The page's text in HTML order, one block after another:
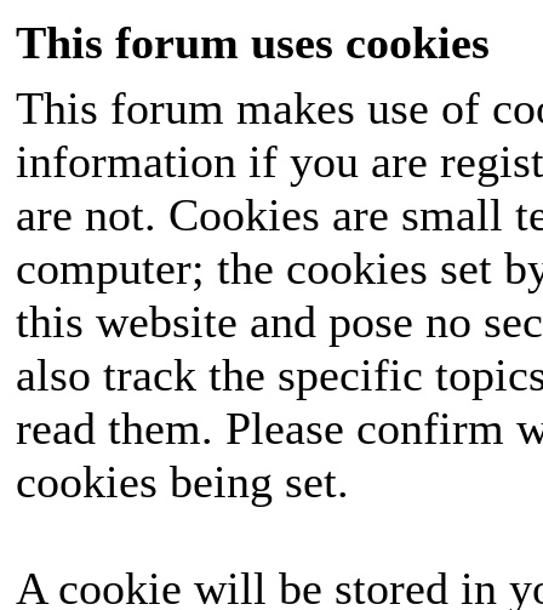
This forum uses cookies
This forum makes use of
information if you are
are not. Cookies are small
computer; the cookies set
this website and pose no
also track the specific
read them. Please confirm
cookies being set.
A cookie will be stored in